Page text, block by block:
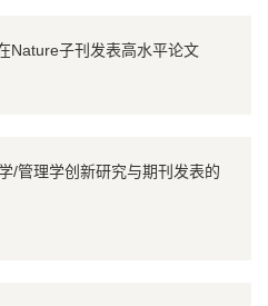
Nature子刊发表高水平论文
/管理学创新研究与期刊发表的